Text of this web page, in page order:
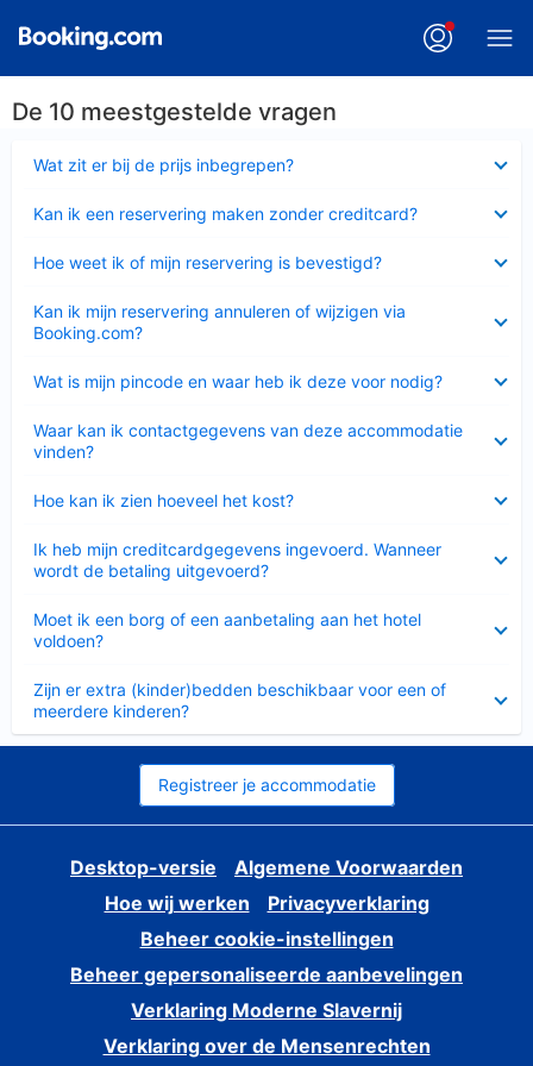
De 10 meestgestelde vragen
Wat zit er bij de prijs inbegrepen?
Kan ik een reservering maken zonder creditcard?
Hoe weet ik of mijn reservering is bevestigd?
Kan ik mijn reservering annuleren of wijzigen via
Booking.com?
Wat is mijn pincode en waar heb ik deze voor nodig?
Waar kan ik contactgegevens van deze accommodatie
vinden?
Hoe kan ik zien hoeveel het kost?
Ik heb mijn creditcardgegevens ingevoerd. Wanneer
wordt de betaling uitgevoerd?
Moet ik een borg of een aanbetaling aan het hotel
voldoen?
Zijn er extra (kinder)bedden beschikbaar voor een of
meerdere kinderen?
Registreer je accommodatie
Desktop-versie
Algemene Voorwaarden
Hoe wij werken
Privacyverklaring
Beheer cookie-instellingen
Beheer gepersonaliseerde aanbevelingen
Verklaring Moderne Slavernij
Verklaring over de Mensenrechten